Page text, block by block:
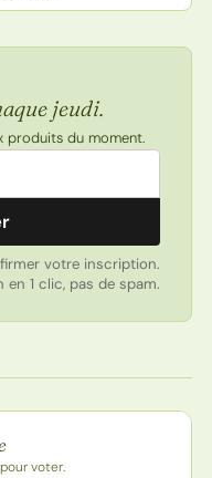
jeudi.
produits du moment.
votre inscription.
en 1 clic, pas de spam.
voter.